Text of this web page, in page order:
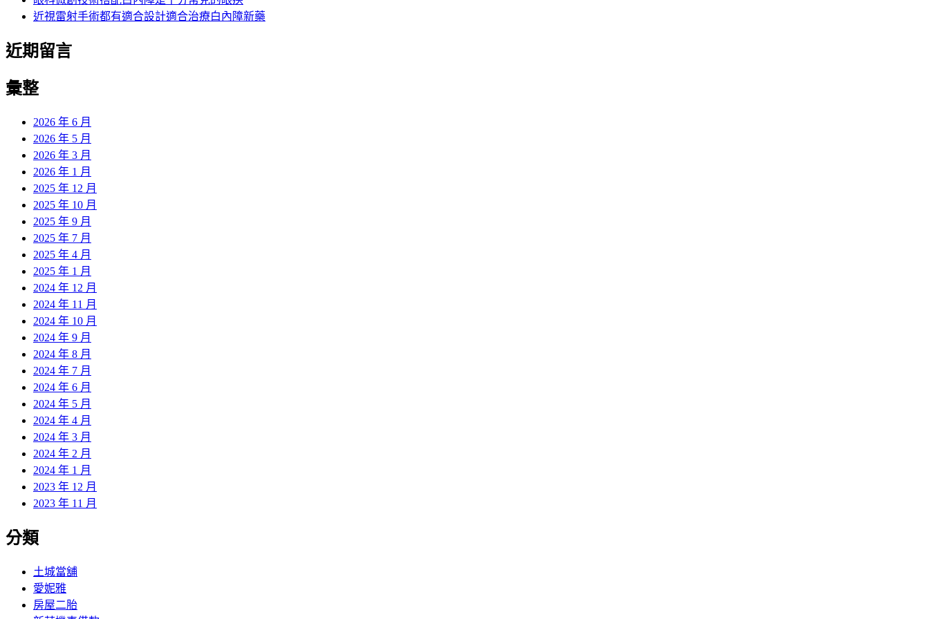
近視雷射手術都有適合設計適合治療白內障新藥
近期留言
彙整
2026 年 6 月
2026 年 5 月
2026 年 3 月
2026 年 1 月
2025 年 12 月
2025 年 10 月
2025 年 9 月
2025 年 7 月
2025 年 4 月
2025 年 1 月
2024 年 12 月
2024 年 11 月
2024 年 10 月
2024 年 9 月
2024 年 8 月
2024 年 7 月
2024 年 6 月
2024 年 5 月
2024 年 4 月
2024 年 3 月
2024 年 2 月
2024 年 1 月
2023 年 12 月
2023 年 11 月
分類
土城當舖
愛妮雅
房屋二胎